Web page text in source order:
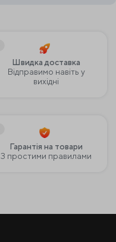
Швидка доставка
Відправимо навіть у
вихідні
Гарантія на товари
З простими правилами